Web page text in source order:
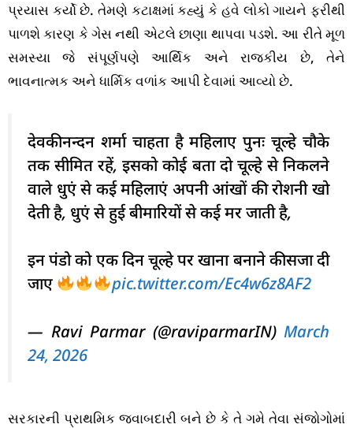
પ્રયાસ કર્યો છે. તેમણે કટાક્ષમાં કહ્યું કે હવે લોકો ગાયને ફરીથી
પાળશે કારણ કે ગેસ નથી એટલે છાણા થાપવા પડશે. આ રીતે મૂળ
સમસ્યા જે સંપૂર્ણપણે આર્થિક અને રાજકીય છે, તેને
ભાવનાત્મક અને ધાર્મિક વળાંક આપી દેવામાં આવ્યો છે.
देवकीनन्दन शर्मा चाहता है महिलाए पुनः चूल्हे चौके
तक सीमित रहें, इसको कोई बता दो चूल्हे से निकलने
वाले धुएं से कई महिलाएं अपनी आंखों की रोशनी खो
देती है, धुएं से हुई बीमारियों से कई मर जाती है,
इन पंडो को एक दिन चूल्हे पर खाना बनाने कीसजा दी
जाए
pic.twitter.com/Ec4w6z8AF2
— Ravi Parmar (@raviparmarIN) March
24, 2026
સરકારની પ્રાથમિક જવાબદારી બને છે કે તે ગમે તેવા સંજોગોમાં